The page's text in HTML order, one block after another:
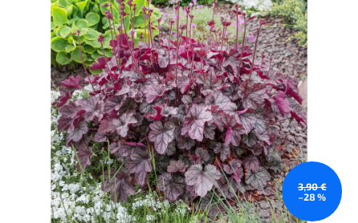
3,90 €
–28 %